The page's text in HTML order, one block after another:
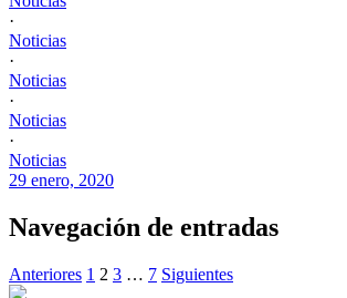
·
Noticias
·
Noticias
·
Noticias
·
Noticias
29 enero, 2020
Navegación de entradas
Anteriores 1 2 3 … 7 Siguientes